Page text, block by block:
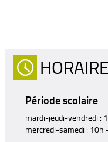
Période scolaire
mardi-jeudi-vendredi :
mercredi-samedi : 10h